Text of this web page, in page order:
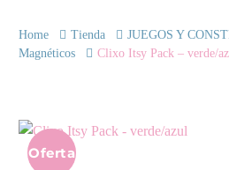
Home Tienda
JUEGOS Y
Magnéticos
Clixo Itsy Pack – verde/
Oferta